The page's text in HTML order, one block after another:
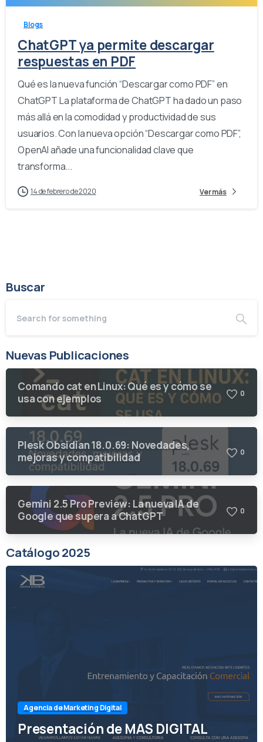
Blogs
ChatGPT ya permite descargar
respuestas en PDF
Qué es la nueva función “Descargar como PDF” en
ChatGPT La plataforma de ChatGPT ha dado un paso
más allá en la comodidad y productividad de sus
usuarios. Con la nueva opción “Descargar como PDF”,
OpenAI añade una funcionalidad clave que
transforma...
14 de febrero de 2020 Ver más
Buscar
Nuevas Publicaciones
Comando cat en Linux: Qué es y cómo se
usa con ejemplos
0
Plesk Obsidian 18.0.69: Novedades,
mejoras y compatibilidad
0
Gemini 2.5 Pro Preview: La nueva IA de
Google que supera a ChatGPT
0
Catálogo 2025
Agencia de Marketing Digital
Presentación de MAS DIGITAL